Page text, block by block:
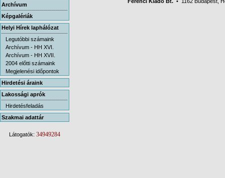
Archívum
Képgalériák
Helyi Hírek laphálózat
Legutóbbi számaink
Archívum - HH XVI.
Archívum - HH XVII.
2004 előtti számaink
Megjelenési időpontok
Hirdetési áraink
Lakossági aprók
Hirdetésfeladás
Szakmai adattár
Látogatók: 34949284